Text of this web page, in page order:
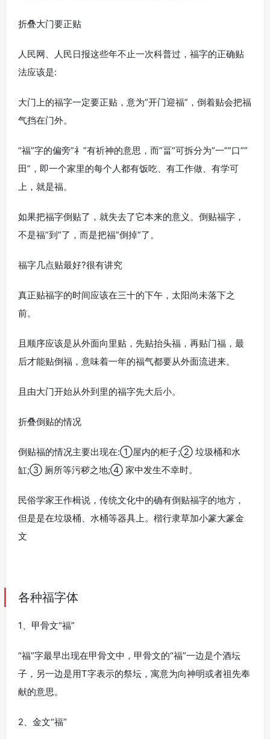
折叠大门要正贴
人民网、人民日报这些年不止一次科普过，福字的正确贴
法应该是:
大门上的福字一定要正贴，意为”开门迎福”，倒着贴会把福
气挡在门外。
“福”字的偏旁”礻”有祈神的意思，而”畐”可拆分为”一””口””
田”，即一个家里的每个人都有饭吃、有工作做、有学可
上，就是福。
如果把福字倒贴了，就失去了它本来的意义。倒贴福字，
不是福”到”了，而是把福”倒掉”了。
福字几点贴最好?很有讲究
真正贴福字的时间应该在三十的下午，太阳尚未落下之
前。
且顺序应该是从外面向里贴，先贴抬头福，再贴门福，最
后才能贴倒福，意味着一年的福气都要从外面流进来。
且由大门开始从外到里的福字先大后小。
折叠倒贴的情况
倒贴福的情况主要出现在:①屋内的柜子;② 垃圾桶和水
缸;③ 厕所等污秽之地;④ 家中发生不幸时。
民俗学家王作楫说，传统文化中的确有倒贴福字的地方，
但是是在垃圾桶、水桶等器具上。楷行隶草加小篆大篆金
文
各种福字体
1、甲骨文“福”
“福”字最早出现在甲骨文中，甲骨文的“福”一边是个酒坛
子，另一边是用T字表示的祭坛，寓意为向神明或者祖先奉
献的意思。
2、金文“福”